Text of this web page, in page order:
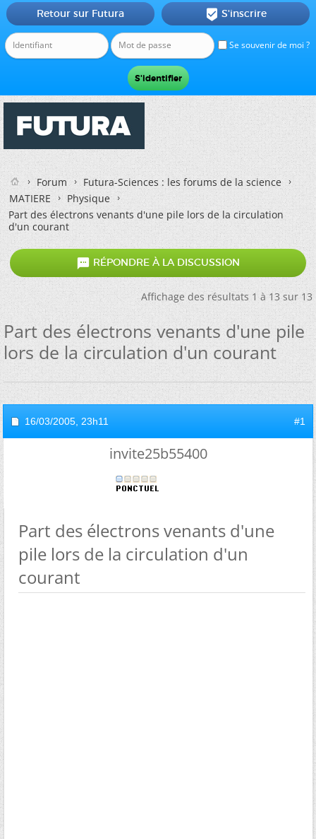
Se souvenir de moi ?
Retour sur Futura  S'inscrire
Forum
Futura-Sciences : les forums de la science
MATIERE
Physique
Part des électrons venants d'une pile lors de la circulation
d'un courant
 RÉPONDRE À LA DISCUSSION
Affichage des résultats 1 à 13 sur 13
Part des électrons venants d'une pile
lors de la circulation d'un courant
16/03/2005, 23h11 #1
invite25b55400
Part des électrons venants d'une
pile lors de la circulation d'un
courant